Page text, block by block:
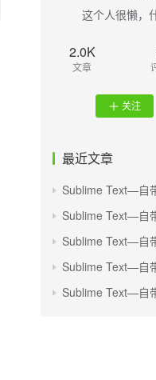
这个人很懒，
2.0K
文章
关注
最近文章
Sublime Text—自
Sublime Text—自
Sublime Text—自
Sublime Text—自
Sublime Text—自